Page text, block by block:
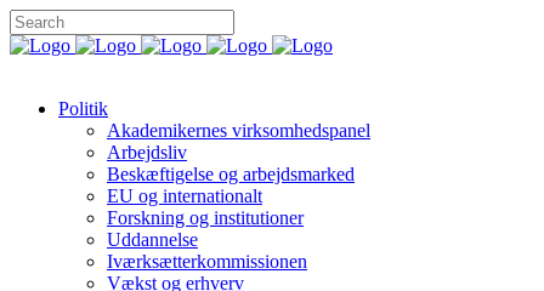
Politik
Akademikernes virksomhedspanel
Arbejdsliv
Beskæftigelse og arbejdsmarked
EU og internationalt
Forskning og institutioner
Uddannelse
Iværksætterkommissionen
Vækst og erhverv